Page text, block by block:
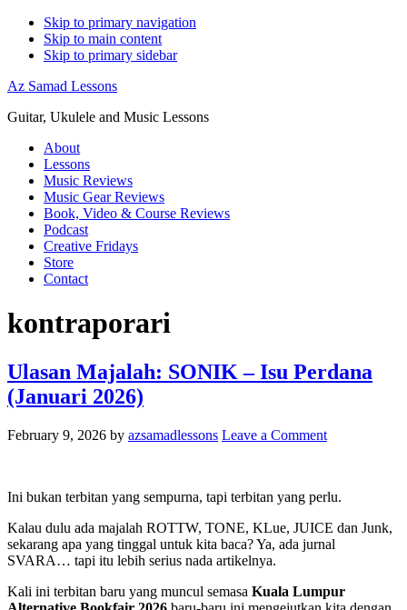
Skip to primary navigation
Skip to main content
Skip to primary sidebar
Az Samad Lessons
Guitar, Ukulele and Music Lessons
About
Lessons
Music Reviews
Music Gear Reviews
Book, Video & Course Reviews
Podcast
Creative Fridays
Store
Contact
kontraporari
Ulasan Majalah: SONIK – Isu Perdana
(Januari 2026)
February 9, 2026 by azsamadlessons Leave a Comment
Ini bukan terbitan yang sempurna, tapi terbitan yang perlu.
Kalau dulu ada majalah ROTTW, TONE, KLue, JUICE dan Junk,
sekarang apa yang tinggal untuk kita baca? Ya, ada jurnal
SVARA… tapi itu lebih serius nada artikelnya.
Kali ini terbitan baru yang muncul semasa Kuala Lumpur